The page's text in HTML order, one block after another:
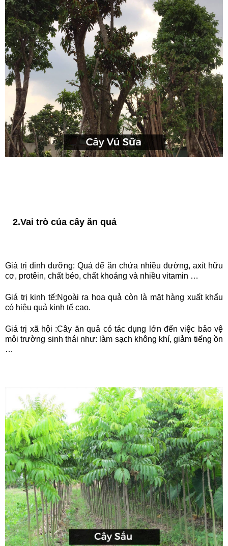
2.Vai trò của cây ăn quả
Giá trị dinh dưỡng: Quả để ăn chứa nhiều đường, axít hữu
cơ, protêin, chất béo, chất khoáng và nhiều vitamin …
Giá trị kinh tế:Ngoài ra hoa quả còn là mặt hàng xuất khẩu
có hiệu quả kinh tế cao.
Giá trị xã hội :Cây ăn quả có tác dụng lớn đến việc bảo vệ
môi trường sinh thái như: làm sạch không khí, giảm tiếng ồn
…